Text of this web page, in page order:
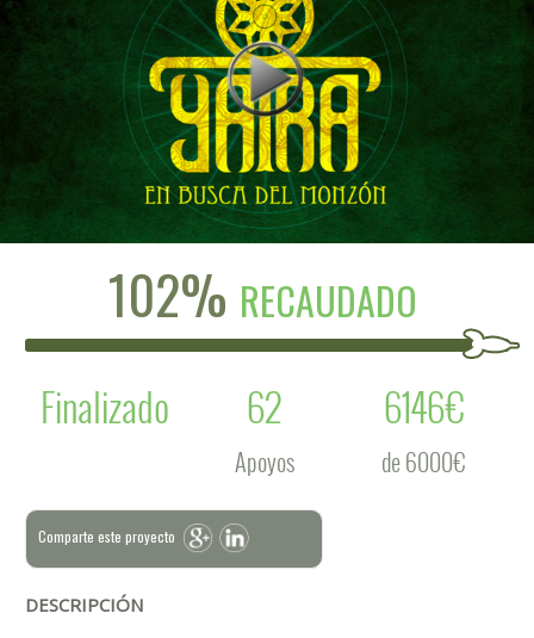
102% RECAUDADO
Finalizado
62
Apoyos
6146€
de 6000€
Comparte este proyecto
DESCRIPCIÓN